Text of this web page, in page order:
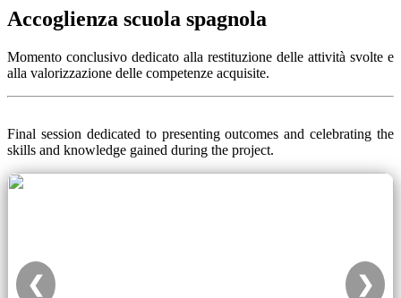
Accoglienza scuola spagnola
Momento conclusivo dedicato alla restituzione delle attività svolte e
alla valorizzazione delle competenze acquisite.
Final session dedicated to presenting outcomes and celebrating the
skills and knowledge gained during the project.
❮ ❯